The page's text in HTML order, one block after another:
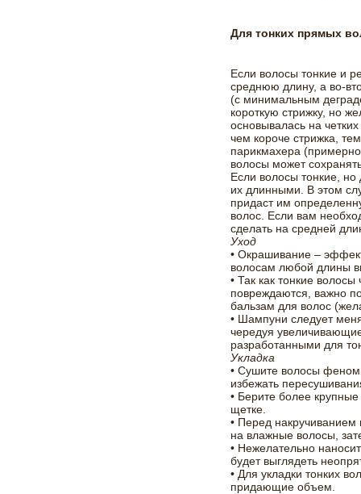
Для тонких прямых
Если волосы тонкие и
среднюю длину, а во-
(с минимальным
короткую стрижку, но
основывалась на
чем короче стрижка,
парикмахера
волосы может
Если волосы тонкие, но
их длинными. В этом
придаст им
волос. Если вам
сделать на средней
Уход
• Окрашивание –
волосам любой длины
• Так как тонкие
повреждаются, важно
бальзам для волос
• Шампуни следует
чередуя
разработанными для
Укладка
• Сушите волосы феном
избежать
• Берите более
щетке.
• Перед накручиванием
на влажные волосы,
• Нежелательно
будет выглядеть
• Для укладки тонких
придающие объем.